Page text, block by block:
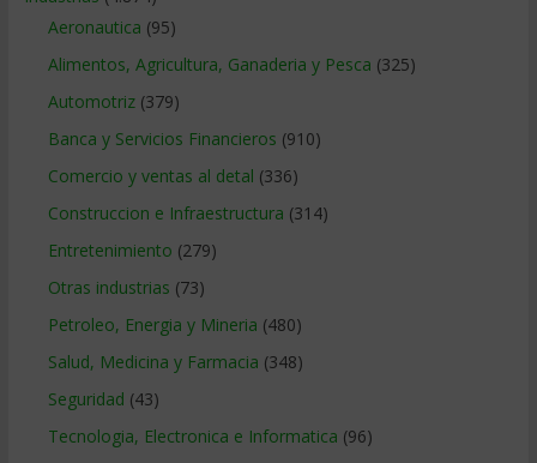
Aeronautica (95)
Alimentos, Agricultura, Ganaderia y Pesca (325)
Automotriz(379)
Banca y Servicios Financieros (910)
Comercio y ventas al detal (336)
Construccion e Infraestructura (314)
Entretenimiento (279)
Otras industrias (73)
Petroleo, Energia y Mineria (480)
Salud, Medicina y Farmacia (348)
Seguridad (43)
Tecnologia, Electronica e Informatica (96)